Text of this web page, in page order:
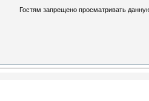
Гостям запрещено просматривать